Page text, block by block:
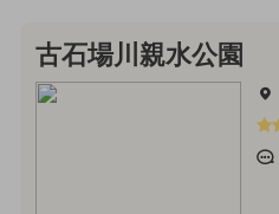
古石場川親水公園